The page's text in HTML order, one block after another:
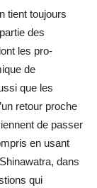
tient toujours
des
les pro-
de
que les
retour proche
de passer
en usant
dans
qui